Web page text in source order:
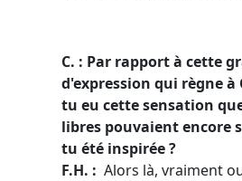
C. : Par rapport à cette
d'expression qui règne à
tu eu cette sensation
libres pouvaient encore
tu été inspirée ?
F.H. : Alors là, vraiment